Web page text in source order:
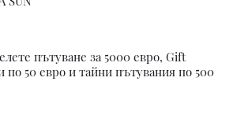
пътуване за 5000 евро, Gift
по 50 евро и тайни пътувания по 500